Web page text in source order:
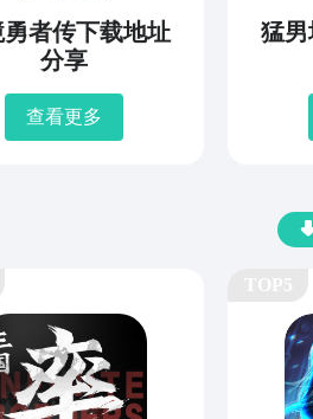
者传下载地址
分享
查看更多
猛